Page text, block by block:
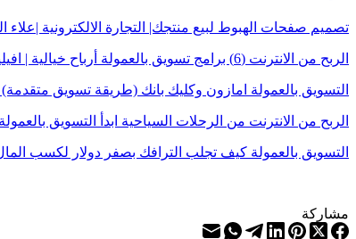
تصميم صفحات الهبوط لبيع منتجك| التجارة الالكترونية |علاء
الربح من الانترنت (6) برامج تسويق بالعمولة أرباح خيالية | افيليت ماركتنغ | علاء الحسن
التسويق بالعمولة امازون وكليك بانك (طريقة تسويق
الربح من الانترنت من الرحلات السياحية ابدأ التسويق
التسويق بالعمولة كيف تجلب الترافك بصفر دولار لكسب
مشاركة